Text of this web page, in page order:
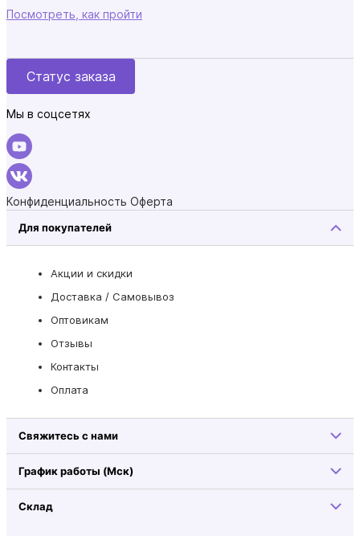
Посмотреть, как пройти
Статус заказа
Мы в соцсетях
Конфиденциальность Оферта
Для покупателей
Акции и скидки
Доставка / Самовывоз
Оптовикам
Отзывы
Контакты
Оплата
Свяжитесь с нами
График работы (Мск)
Склад